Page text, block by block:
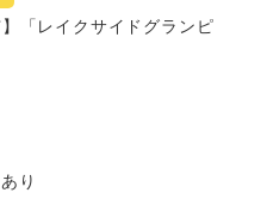
】「レイクサイドグランピ
り